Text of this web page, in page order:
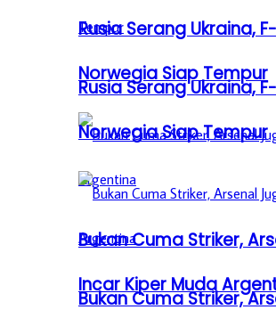
Rusia Serang Ukraina,
Norwegia Siap Tempur
Bukan Cuma Striker,
Incar Kiper Muda
Rusia Serang Ukraina,
Norwegia Siap Tempur
Bukan Cuma Striker,